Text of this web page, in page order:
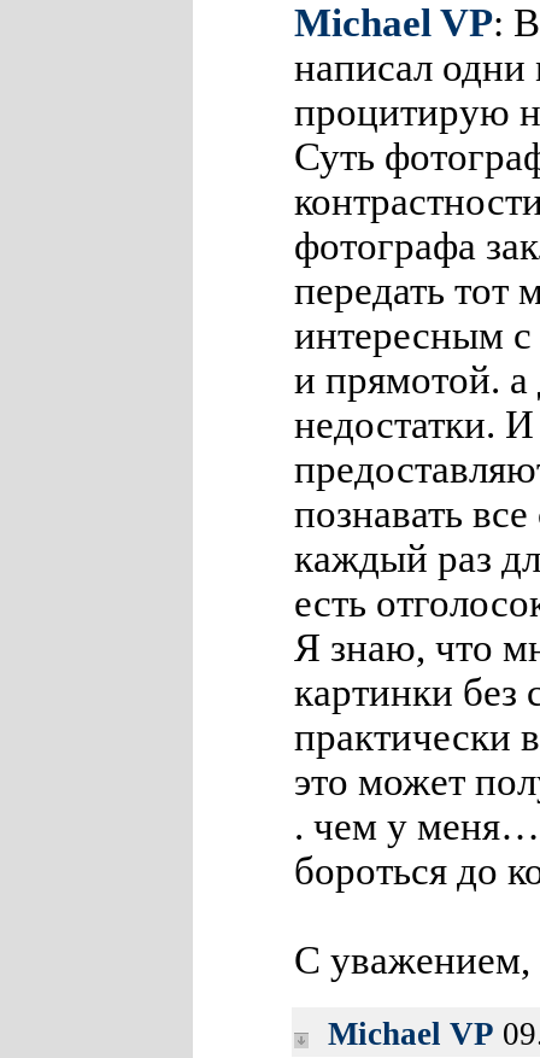
Michael VP:
написал одни
процитирую
Суть
фотографа
передать тот
интересным с
и прямотой. а
недостатки.
познавать
каждый раз
есть
Я знаю, что
картинки
практически
это может
. чем у
бороться до
С уважением,
Michael VP